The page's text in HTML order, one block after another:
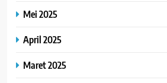
Mei 2025
April 2025
Maret 2025